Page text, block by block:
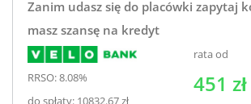
Zanim udasz się do placówki zapytaj
masz szansę na kredyt
RRSO: 8.08%
do spłaty: 10832.67 zł
rata od
451 zł